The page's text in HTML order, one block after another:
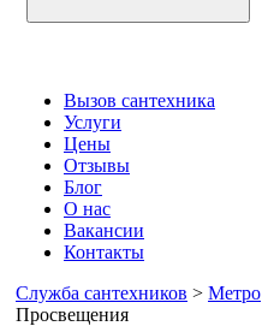
Вызов сантехника
Услуги
Цены
Отзывы
Блог
О нас
Вакансии
Контакты
Служба сантехников > Метро
Просвещения